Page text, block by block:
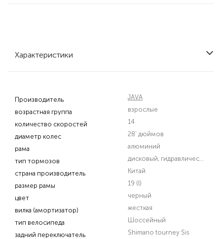
Характеристики
Производитель
JAVA
возрастная группа
взрослые
количество скоростей
14
диаметр колес
28' дюймов
рама
алюминий
тип тормозов
дисковый, гидравлический
страна производитель
Китай
размер рамы
19 (l)
цвет
черный
вилка (амортизатор)
жесткая
тип велосипеда
Шоссейный
задний переключатель
Shimano tourney Sis